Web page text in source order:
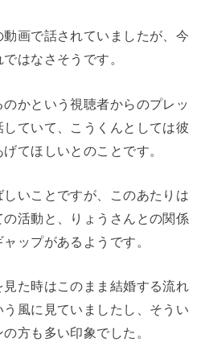
画で話されていましたが、今
はなさそうです。
かという視聴者からのプレッ
ていて、こうくんとしては彼
てほしいとのことです。
いことですが、このあたりは
活動と、りょうさんとの関係
ップがあるようです。
た時はこのまま結婚する流れ
風に見ていましたし、そうい
方も多い印象でした。